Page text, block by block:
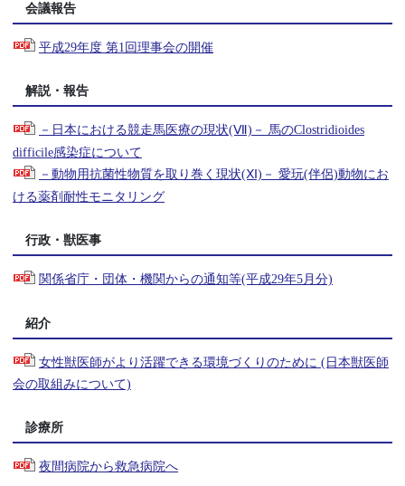
会議報告
平成29年度 第1回理事会の開催
解説・報告
－日本における競走馬医療の現状(Ⅶ)－ 馬のClostridioides
difficile感染症について
－動物用抗菌性物質を取り巻く現状(Ⅺ)－ 愛玩(伴侶)動物にお
ける薬剤耐性モニタリング
行政・獣医事
関係省庁・団体・機関からの通知等(平成29年5月分)
紹介
女性獣医師がより活躍できる環境づくりのために (日本獣医師
会の取組みについて)
診療所
夜間病院から救急病院へ